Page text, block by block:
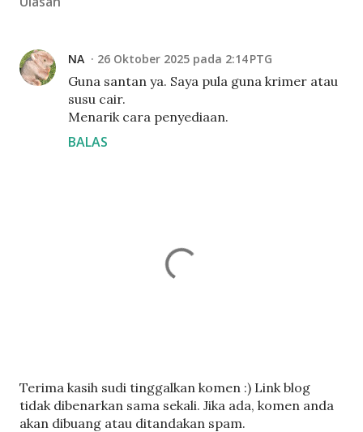
NA 26 Oktober 2025 pada 2:14 PTG
Guna santan ya. Saya pula guna krimer atau
susu cair.
Menarik cara penyediaan.
BALAS
C
a
t
Terima kasih sudi tinggalkan komen :) Link blog
tidak dibenarkan sama sekali. Jika ada, komen anda
akan dibuang atau ditandakan spam.